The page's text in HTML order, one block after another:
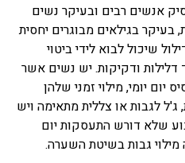
לרפואה עממית על פי מסורת
רבת שנים שעברה מאם לבת,
מרבית מתרופות הסבתא
מיוחסות למזון, חומרים
למריחה וסוגי טיפולים שונים,
ישנן תרופות סבתא שעובדות
ואפילו נבדקו מחקרית וישנן
תרופות סבתא שעובדות פחות
או לא עובדות בכלל ואפילו
מסוכנות.
אנשים רבים ובעיקר נשים
בגילאים מבוגרים יחסית
שיכול לבוא לידי ביטוי
דלילות ודקיקות. יש נשים אשר
יום יומי, מילוי זמני שלהן
ג'ל לגבות או צללית מתאימה ויש
שלא דורש התעסקות יום
מילוי גבות בשיטת השערה.